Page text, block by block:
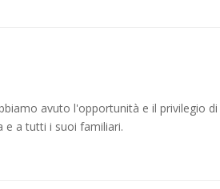
avuto l'opportunità e il privilegio
e a tutti i suoi familiari.